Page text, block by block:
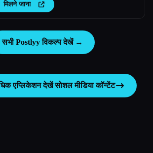
मिलने जाना
सभी Postlyy विकल्प देखें →
एप्लिकेशन देखेंसोशल मीडिया कॉन्टेंट